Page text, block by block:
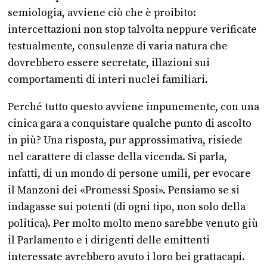
semiologia, avviene ciò che è proibito:
intercettazioni non stop talvolta neppure verificate
testualmente, consulenze di varia natura che
dovrebbero essere secretate, illazioni sui
comportamenti di interi nuclei familiari.
Perché tutto questo avviene impunemente, con una
cinica gara a conquistare qualche punto di ascolto
in più? Una risposta, pur approssimativa, risiede
nel carattere di classe della vicenda. Si parla,
infatti, di un mondo di persone umili, per evocare
il Manzoni dei «Promessi Sposi». Pensiamo se si
indagasse sui potenti (di ogni tipo, non solo della
politica). Per molto molto meno sarebbe venuto giù
il Parlamento e i dirigenti delle emittenti
interessate avrebbero avuto i loro bei grattacapi.